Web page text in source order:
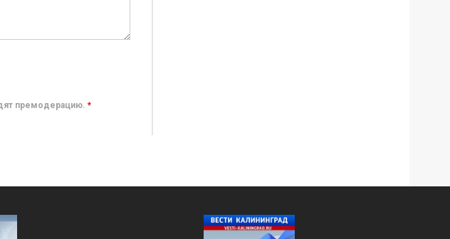
премодерацию. *